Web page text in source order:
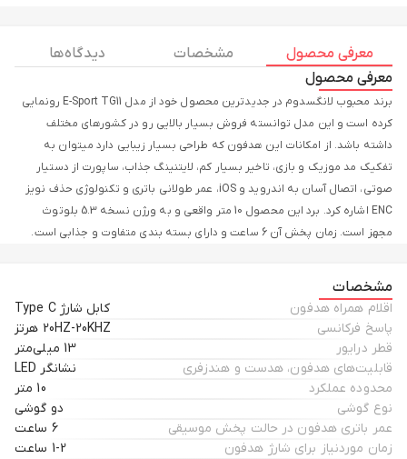
معرفی محصول مشخصات
دیدگاه ها
معرفی محصول
برند محبوب لانگسدوم در جدیدترین محصول خود از مدل E-Sport TG11 رونمایی
کرده است و این مدل توانسته فروش بسیار بالایی رو در کشورهای مختلف
داشته باشد. از امکانات این هدفون که طراحی بسیار زیبایی دارد میتوان به
تفکیک مد موزیک و بازی، تاخیر بسیار کم، لایتنینگ جذاب، ساپورت از دستیار
صوتی، اتصال آسان به اندروید و iOS، عمر طولانی باتری و تکنولوژی حذف نویز
ENC اشاره کرد. برد این محصول 10 متر واقعی و به ورژن نسخه 5.3 بلوتوث
مجهز است. زمان پخش آن 6 ساعت و دارای بسته بندی متفاوت و جذابی است.
مشکی مات است و از طریق درگاه تایپ c شارژ میشود.
مشخصات
اقلام همراه هدفون
کابل شارژ Type C
پاسخ فرکانسی
20HZ-20KHZ هرتز
قطر درایور
13 میلی‌متر
قابلیت‌های هدفون، هدست و هندزفری
نشانگر LED
محدوده عملکرد
10 متر
نوع گوشی
دو گوشی
عمر باتری هدفون در حالت پخش موسیقی
6 ساعت
زمان موردنیاز برای شارژ هدفون
1-2 ساعت